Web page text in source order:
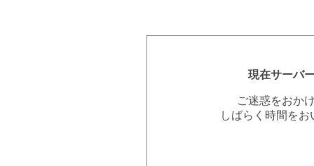
現在サーバ
ご迷惑をおか
しばらく時間を